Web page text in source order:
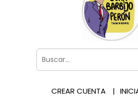
CREAR CUENTA